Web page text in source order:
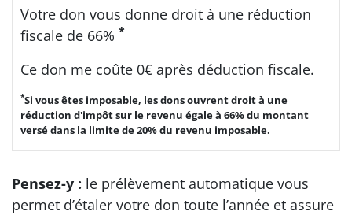
Votre don vous donne droit à une réduction
fiscale de 66% *
Ce don me coûte 0€ après déduction fiscale.
*Si vous êtes imposable, les dons ouvrent droit à une
réduction d'impôt sur le revenu égale à 66% du montant
versé dans la limite de 20% du revenu imposable.
Pensez-y : le prélèvement automatique vous
permet d’étaler votre don toute l’année et assure